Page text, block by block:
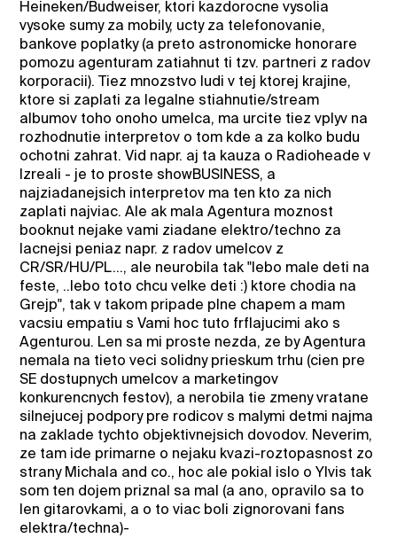
Heineken/Budweiser, ktori kazdorocne vysolia
vysoke sumy za mobily, ucty za telefonovanie,
bankove poplatky (a preto astronomicke honorare
pomozu agenturam zatiahnut ti tzv. partneri z radov
korporacii). Tiez mnozstvo ludi v tej ktorej krajine,
ktore si zaplati za legalne stiahnutie/stream
albumov toho onoho umelca, ma urcite tiez vplyv na
rozhodnutie interpretov o tom kde a za kolko budu
ochotni zahrat. Vid napr. aj ta kauza o Radioheade v
Izreali - je to proste showBUSINESS, a
najziadanejsich interpretov ma ten kto za nich
zaplati najviac. Ale ak mala Agentura moznost
booknut nejake vami ziadane elektro/techno za
lacnejsi peniaz napr. z radov umelcov z
CR/SR/HU/PL..., ale neurobila tak "lebo male deti na
feste, ..lebo toto chcu velke deti :) ktore chodia na
Grejp", tak v takom pripade plne chapem a mam
vacsiu empatiu s Vami hoc tuto frflajucimi ako s
Agenturou. Len sa mi proste nezda, ze by Agentura
nemala na tieto veci solidny prieskum trhu (cien pre
SE dostupnych umelcov a marketingov
konkurencnych festov), a nerobila tie zmeny vratane
silnejucej podpory pre rodicov s malymi detmi najma
na zaklade tychto objektivnejsich dovodov. Neverim,
ze tam ide primarne o nejaku kvazi-roztopasnost zo
strany Michala and co., hoc ale pokial islo o Ylvis tak
som ten dojem priznal sa mal (a ano, opravilo sa to
len gitarovkami, a o to viac boli zignorovani fans
elektra/techna)-